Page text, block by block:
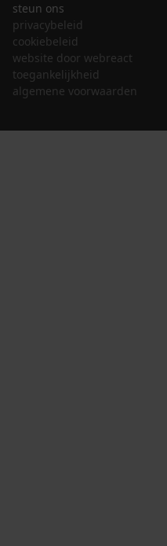
steun ons
privacybeleid
cookiebeleid
website door webreact
toegankelijkheid
algemene voorwaarden